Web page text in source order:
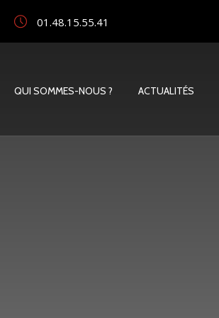
01.48.15.55.41
QUI SOMMES-NOUS ? ACTUALITÉS